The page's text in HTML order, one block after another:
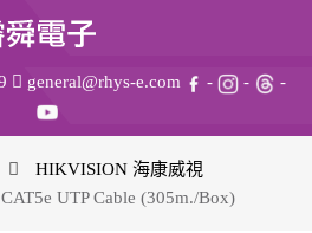
general@rhys-e.com - - -
HIKVISION 海康威視
UTP Cable (305m./Box)